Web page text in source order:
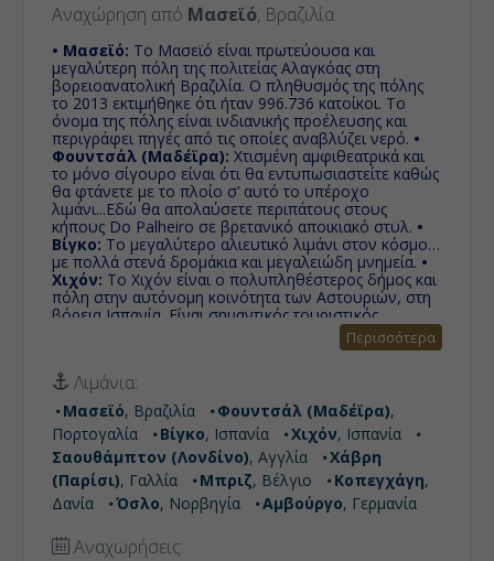
Αναχώρηση από Μασεϊό, Βραζιλία
• Μασεϊό: Το Μασεϊό είναι πρωτεύουσα και
μεγαλύτερη πόλη της πολιτείας Αλαγκόας στη
βορειοανατολική Βραζιλία. Ο πληθυσμός της πόλης
το 2013 εκτιμήθηκε ότι ήταν 996.736 κατοίκοι. Το
όνομα της πόλης είναι ινδιανικής προέλευσης και
περιγράφει πηγές από τις οποίες αναβλύζει νερό. •
Φουντσάλ (Μαδέϊρα): Χτισμένη αμφιθεατρικά και
το μόνο σίγουρο είναι ότι θα εντυπωσιαστείτε καθώς
θα φτάνετε με το πλοίο σ’ αυτό το υπέροχο
λιμάνι...Εδώ θα απολαύσετε περιπάτους στους
κήπους Do Palheiro σε βρετανικό αποικιακό στυλ. •
Βίγκο: Το μεγαλύτερο αλιευτικό λιμάνι στον κόσμο,
με πολλά στενά δρομάκια και μεγαλειώδη μνημεία. •
Χιχόν: Το Χιχόν είναι ο πολυπληθέστερος δήμος και
πόλη στην αυτόνομη κοινότητα των Αστουριών, στη
βόρεια Ισπανία. Eίναι σημαντικός τουριστικός
περιλαμβάνονται ρωμαϊκά λουτρά και αρκετά
μεσαιωνικά παλάτια.
πόλη είναι γνωστή για το Πανεπιστήμιο του
Σαουθάμπτον, την ποδοσφαιρική της ομάδα,
Σαουθάμπτον ΦΚ, και την πλούσια ναυτική της
παράδοση, αλλά κυρίως επειδή ήταν το λιμάνι από
όπου αναχώρησε ο Τιτανικός.• Χάβρη (Παρίσι):
όπως είναι γνωστή η 'Πύλη στον Ωκεανό" είναι πόλη
στη βόρεια Γαλλία, λιμάνι στις ακτές της Μάγχης στη
Νορμανδία.• Μπριζ:Μπριζ• Κοπεγχάγη:
άκρο της χώρας. Το μεγαλύτερο τμήμα της είναι
Περισσότερα
Λιμάνια:
Μασεϊό, Βραζιλία Φουντσάλ (Μαδέϊρα),
Πορτογαλία
Βίγκο, Ισπανία Χιχόν, Ισπανία
Σαουθάμπτον (Λονδίνο), Αγγλία
Χάβρη
(Παρίσι), Γαλλία Μπριζ, Βέλγιο Κοπεγχάγη,
Δανία
Όσλο, Νορβηγία Αμβούργο, Γερμανία
Αναχωρήσεις: